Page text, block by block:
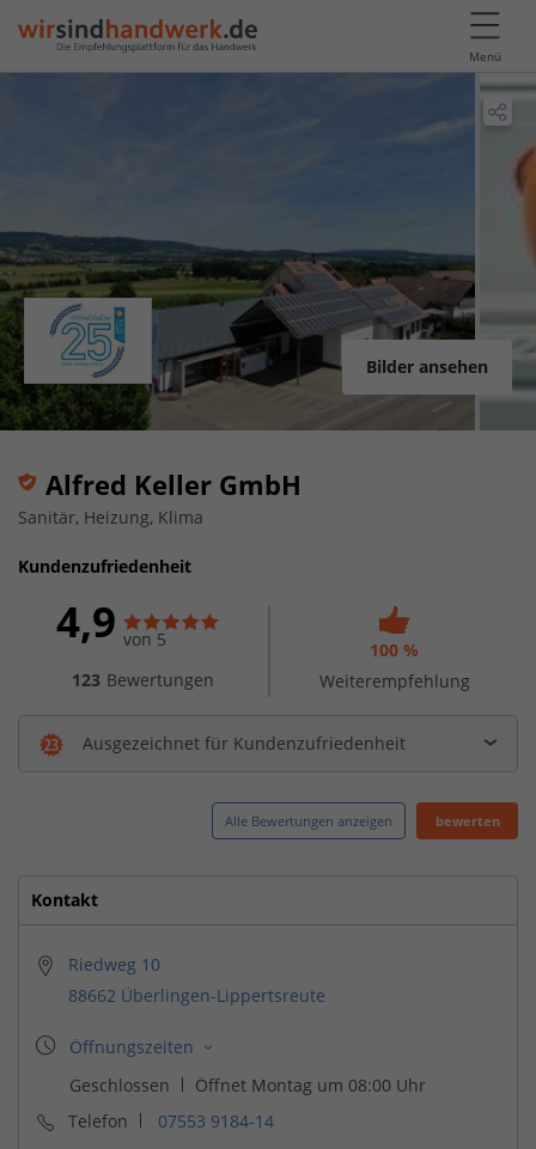
Menü
Bilder ansehen
Alfred Keller GmbH
Sanitär, Heizung, Klima
Kundenzufriedenheit
4,9 von 5
123 Bewertungen
100 %
Weiterempfehlung
Ausgezeichnet für Kundenzufriedenheit
Alle Bewertungen anzeigen bewerten
Kontakt
Riedweg 10
88662 Überlingen-Lippertsreute
Telefon 07553 9184-14